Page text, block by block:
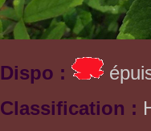
Dispo :
Classification :